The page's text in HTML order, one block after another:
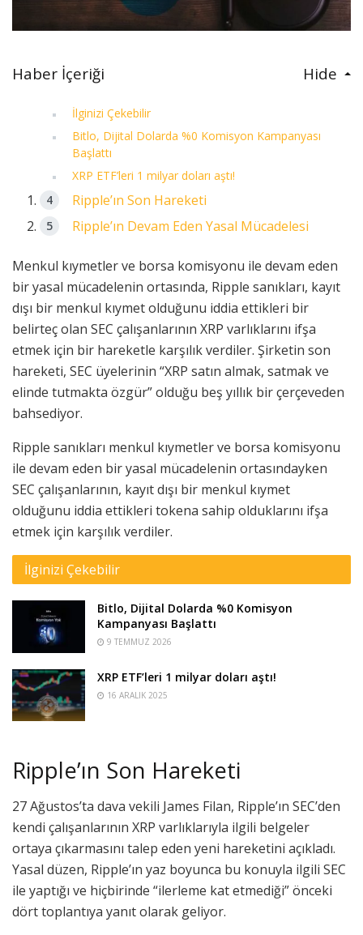
Haber İçeriği Hide
İlginizi Çekebilir
Bitlo, Dijital Dolarda %0 Komisyon Kampanyası
Başlattı
XRP ETF’leri 1 milyar doları aştı!
Ripple’ın Son Hareketi
Ripple’ın Devam Eden Yasal Mücadelesi
Menkul kıymetler ve borsa komisyonu ile devam eden
bir yasal mücadelenin ortasında, Ripple sanıkları, kayıt
dışı bir menkul kıymet olduğunu iddia ettikleri bir
belirteç olan SEC çalışanlarının XRP varlıklarını ifşa
etmek için bir hareketle karşılık verdiler. Şirketin son
hareketi, SEC üyelerinin “XRP satın almak, satmak ve
elinde tutmakta özgür” olduğu beş yıllık bir çerçeveden
bahsediyor.
Ripple sanıkları menkul kıymetler ve borsa komisyonu
ile devam eden bir yasal mücadelenin ortasındayken
SEC çalışanlarının, kayıt dışı bir menkul kıymet
olduğunu iddia ettikleri tokena sahip olduklarını ifşa
etmek için karşılık verdiler.
İlginizi Çekebilir
Bitlo, Dijital Dolarda %0 Komisyon
Kampanyası Başlattı
9 TEMMUZ 2026
XRP ETF’leri 1 milyar doları aştı!
16 ARALIK 2025
Ripple’ın Son Hareketi
27 Ağustos’ta dava vekili James Filan, Ripple’ın SEC’den
kendi çalışanlarının XRP varlıklarıyla ilgili belgeler
ortaya çıkarmasını talep eden yeni hareketini açıkladı.
Yasal düzen, Ripple’ın yaz boyunca bu konuyla ilgili SEC
ile yaptığı ve hiçbirinde “ilerleme kat etmediği” önceki
dört toplantıya yanıt olarak geliyor.